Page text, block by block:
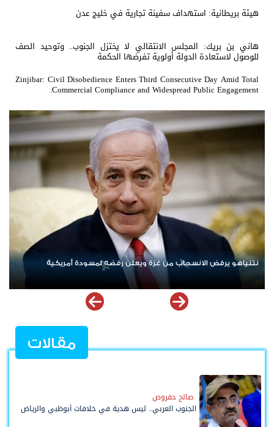
هيئة بريطانية: استهداف سفينة تجارية في خليج عدن
هاني بن بريك: المجلس الانتقالي لا يختزل الجنوب.. وتوحيد الصف
للوصول لاستعادة الدولة أولوية تفرضها الحكمة
Zinjibar: Civil Disobedience Enters Third Consecutive Day Amid Total
Commercial Compliance and Widespread Public Engagement.
ردا على «خروقات» حزب الله.. إسرائيل تشن ضربات على جنوب لبنان
مقالات
صالح حقروص
الجنوب العربي.. ليس هدية في خلافات أبوظبي والرياض